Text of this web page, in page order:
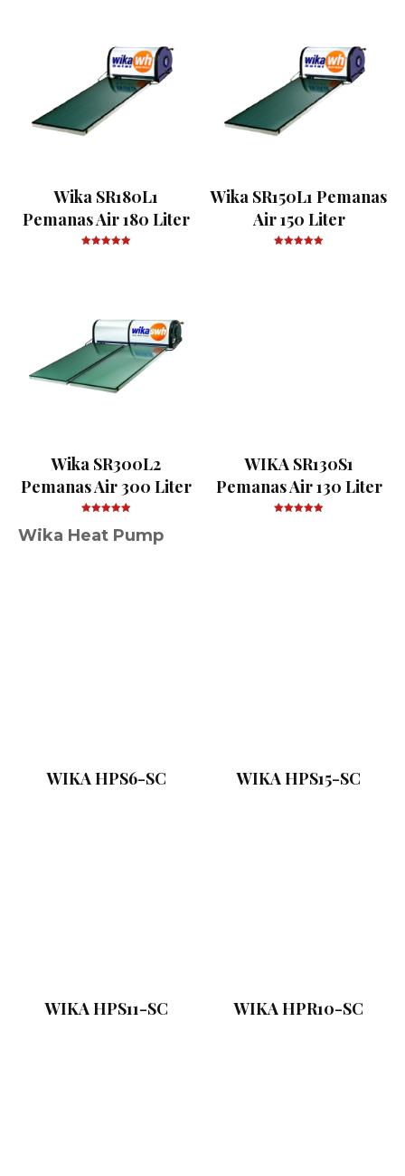
Wika SR180L1
Pemanas Air 180 Liter
Wika SR150L1 Pemanas
Air 150 Liter
Wika SR300L2
Pemanas Air 300 Liter
WIKA SR130S1
Pemanas Air 130 Liter
Wika Heat Pump
WIKA HPS6-SC WIKA HPS15-SC
WIKA HPS11-SC WIKA HPR10-SC